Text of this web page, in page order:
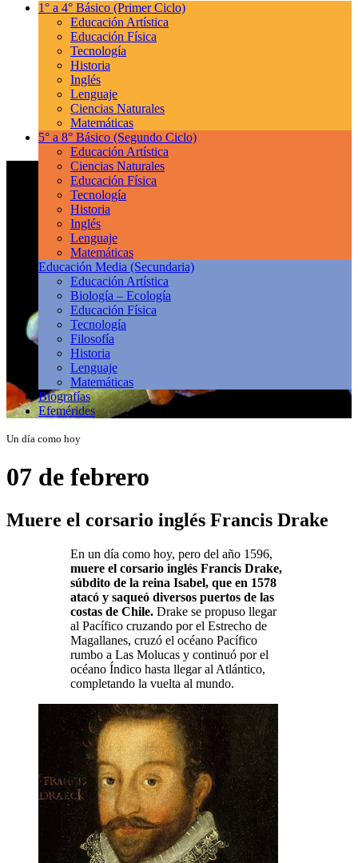
1° a 4° Básico (Primer Ciclo)
Educación Artística
Educación Física
Tecnología
Historia
Inglés
Lenguaje
Ciencias Naturales
Matemáticas
5° a 8° Básico (Segundo Ciclo)
Educación Artística
Ciencias Naturales
Educación Física
Tecnología
Historia
Inglés
Lenguaje
Matemáticas
Educación Media (Secundaria)
Educación Artística
Biología – Ecología
Educación Física
Tecnología
Filosofía
Historia
Lenguaje
Matemáticas
Biografías
Efemérides
Un día como hoy
07 de febrero
Muere el corsario inglés Francis Drake
En un día como hoy, pero del año 1596,
muere el corsario inglés Francis Drake,
súbdito de la reina Isabel, que en 1578
atacó y saqueó diversos puertos de las
costas de Chile. Drake se propuso llegar
al Pacífico cruzando por el Estrecho de
Magallanes, cruzó el océano Pacífico
rumbo a Las Molucas y continuó por el
océano Índico hasta llegar al Atlántico,
completando la vuelta al mundo.